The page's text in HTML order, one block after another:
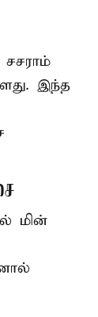
இந்த
மின்